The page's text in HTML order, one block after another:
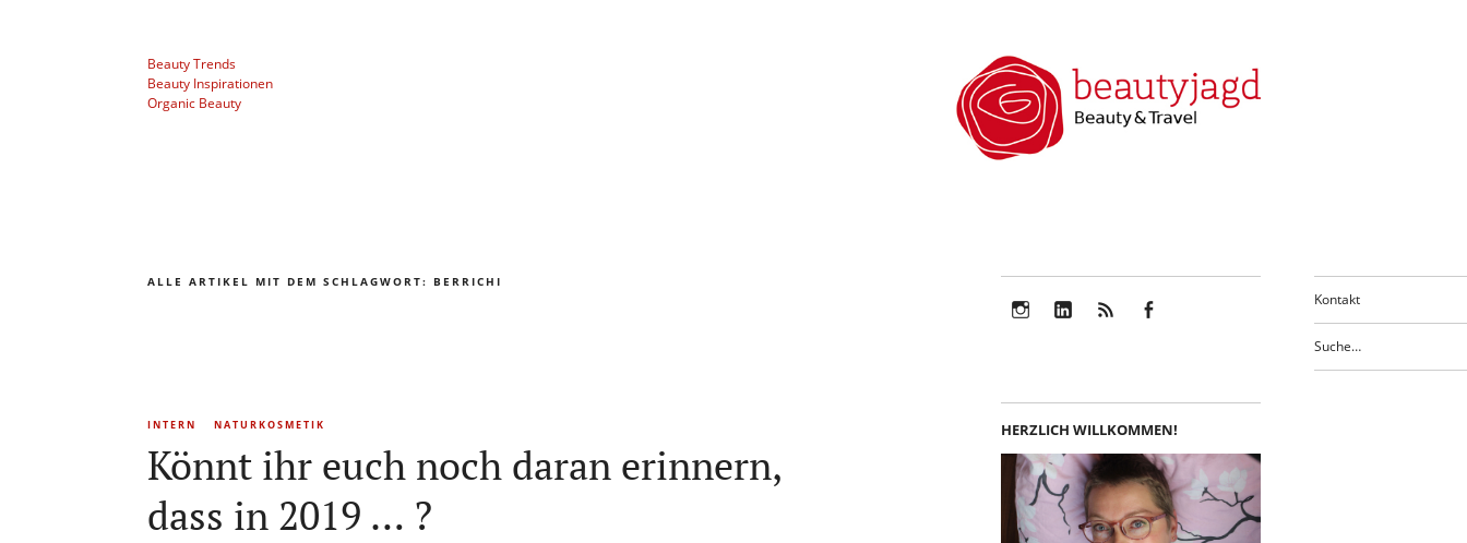
Kontakt
Beauty Trends
Beauty Inspirationen
Organic Beauty
ALLE ARTIKEL MIT DEM SCHLAGWORT: BERRICHI
INTERN NATURKOSMETIK
Könnt ihr euch noch daran erinnern,
dass in 2019 … ?
HERZLICH WILLKOMMEN!